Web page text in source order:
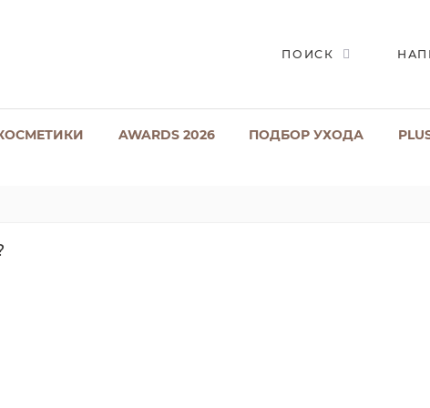
ПОИСК
AWARDS 2026 ПОДБОР УХОДА